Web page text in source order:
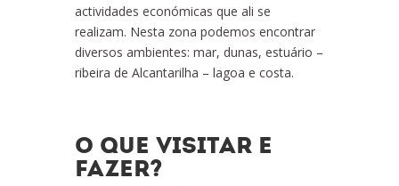
actividades económicas que ali se
realizam. Nesta zona podemos encontrar
diversos ambientes: mar, dunas, estuário –
ribeira de Alcantarilha – lagoa e costa.
O QUE VISITAR E
FAZER?